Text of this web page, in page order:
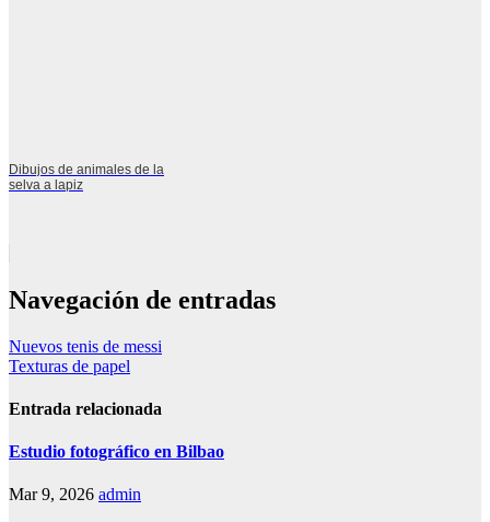
Dibujos de animales de la
selva a lapiz
Navegación de entradas
Nuevos tenis de messi
Texturas de papel
Entrada relacionada
Estudio fotográfico en Bilbao
Mar 9, 2026 admin